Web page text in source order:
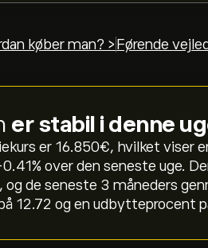
køber man? > Førende
er stabil i denne
er 16.850‎€‎, hvilket viser
over den seneste uge.
de seneste 3 måneders
12.72 og en udbytteprocent